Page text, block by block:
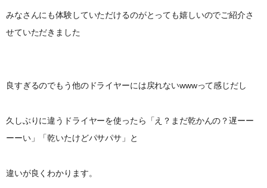
みなさんにも体験していただけるのがとっても嬉しいのでご紹介さ
せていただきました
良すぎるのでもう他のドライヤーには戻れないwwwって感じだし
久しぶりに違うドライヤーを使ったら「え？まだ乾かんの？遅ーー
ーーい」「乾いたけどパサパサ」と
違いが良くわかります。